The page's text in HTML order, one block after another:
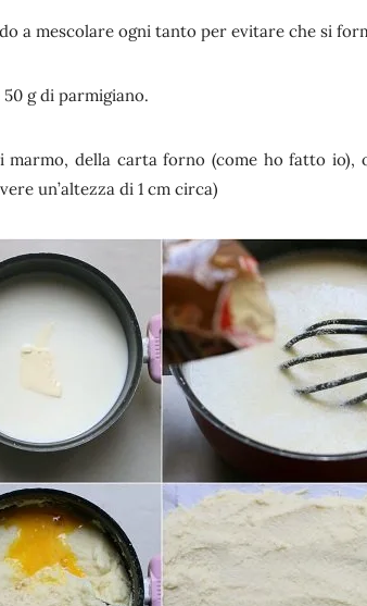
a mescolare ogni tanto per evitare che si
g di parmigiano.
marmo, della carta forno (come ho fatto io),
un’altezza di 1 cm circa)